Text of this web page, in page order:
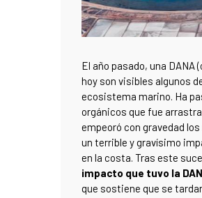
El año pasado, una
hoy son visibles algunos
ecosistema marino. Ha
orgánicos que fue
empeoró con gravedad
un terrible y gravísimo
en la costa. Tras este
impacto que tuvo la
que sostiene que se